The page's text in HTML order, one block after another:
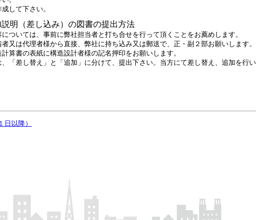
して下さい。
明（差し込み）の図書の提出方法
ついては、事前に弊社担当者と打ち合せを行って頂くことをお薦めします。
又は代理者様から直接、弊社に持ち込み又は郵送で、正・副２部お願いします
算書の表紙に構造設計者様の記名押印をお願いします。
「差し替え」と「追加」に分けて、提出下さい。当方にて差し替え、追加を行
以降）